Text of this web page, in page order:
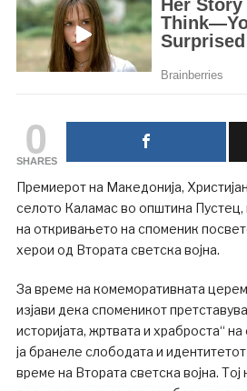
0
SHARES
Премиерот на Македонија,
селото Каламас во општина
на откривањето на споменик
херои од Втората светска војна.
За време на комеморативната
изјави дека споменикот
историјата, жртвата и храброста“
ја бранеле слободата и
време на Втората светска војна. Тој